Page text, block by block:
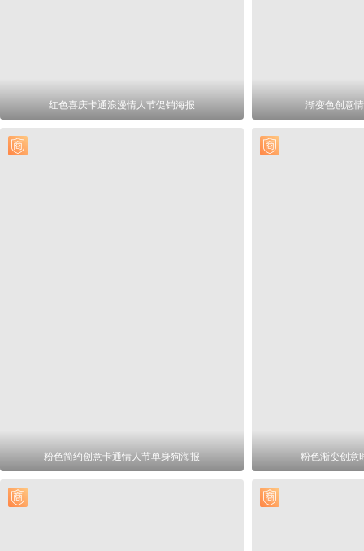
红色喜庆卡通浪漫情人节促销海报 渐变色创意
粉色简约创意卡通情人节单身狗海报 粉色渐变创意